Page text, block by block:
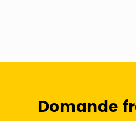
Domande